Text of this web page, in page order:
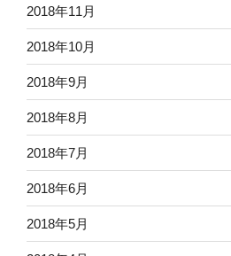
2018年11月
2018年10月
2018年9月
2018年8月
2018年7月
2018年6月
2018年5月